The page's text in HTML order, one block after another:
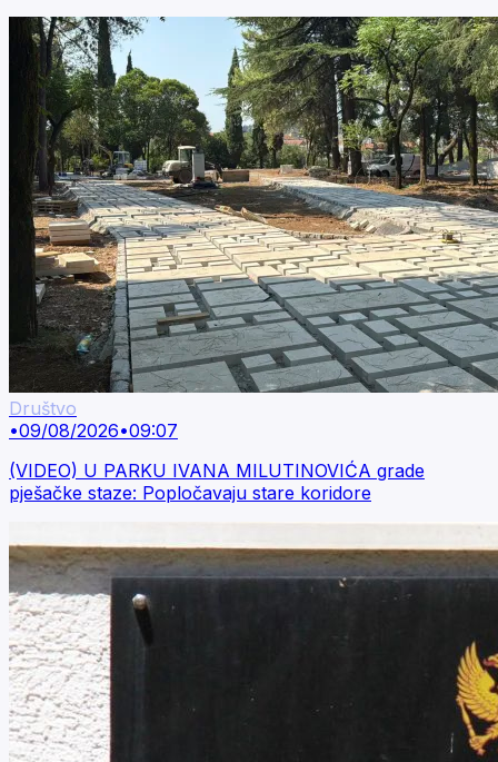
Društvo
•09/08/2026•09:07
(VIDEO) U PARKU IVANA MILUTINOVIĆA grade
pješačke staze: Popločavaju stare koridore